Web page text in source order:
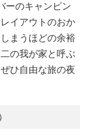
ーのキャンピン
イアウトのおか
まうほどの余裕
の我が家と呼ぶ
ひ自由な旅の夜